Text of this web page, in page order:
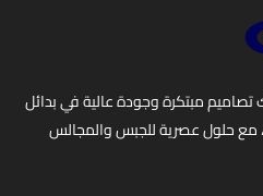
مبتكرة وجودة عالية في بدائل
مع حلول عصرية للجبس والمجالس